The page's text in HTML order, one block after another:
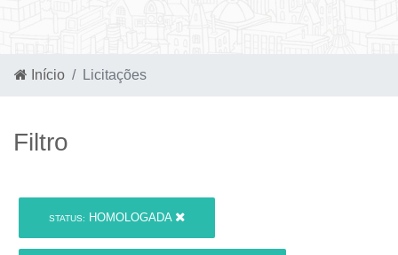
Início Licitações
Filtro
STATUS: HOMOLOGADA